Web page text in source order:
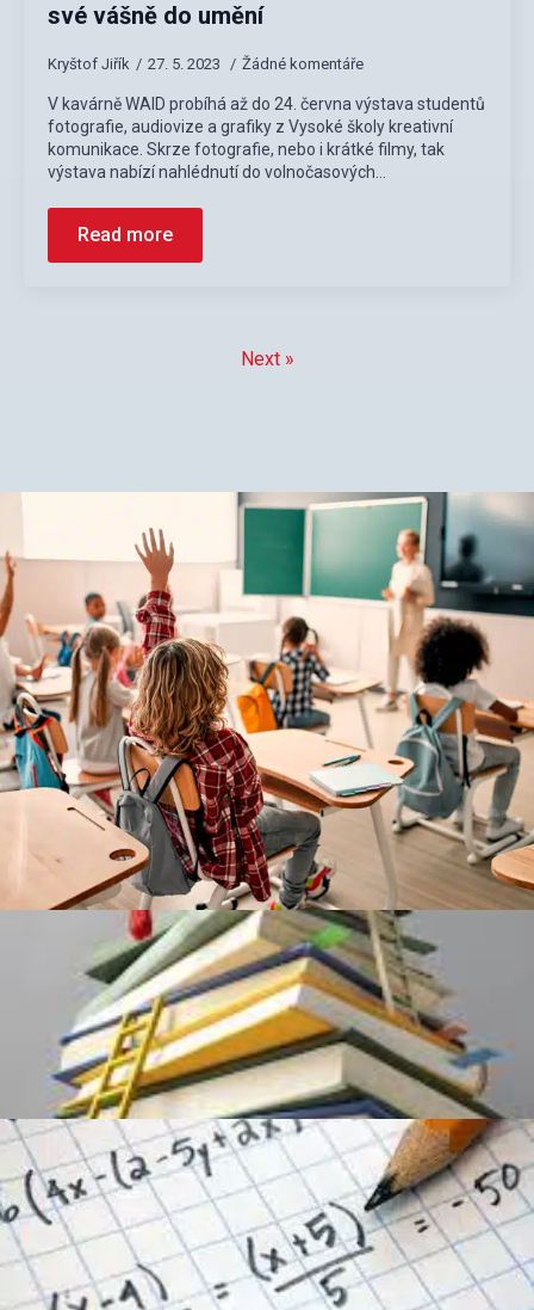
své vášně do umění
Kryštof Jiřík 27. 5. 2023 Žádné komentáře
V kavárně WAID probíhá až do 24. června výstava studentů
fotografie, audiovize a grafiky z Vysoké školy kreativní
komunikace. Skrze fotografie, nebo i krátké filmy, tak
výstava nabízí nahlédnutí do volnočasových…
Read more
Next »